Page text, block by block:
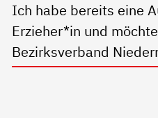
Ich habe bereits eine
Erzieher*in und
Bezirksverband